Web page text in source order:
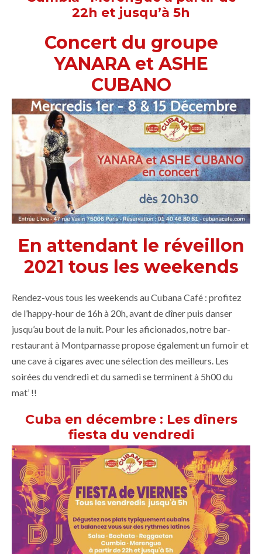
22h et jusqu’à 5h
Concert du groupe
YANARA et ASHE
CUBANO
En attendant le réveillon
2021 tous les weekends
Rendez-vous tous les weekends au Cubana Café : profitez
de l’happy-hour de 16h à 20h, avant de dîner puis danser
jusqu’au bout de la nuit. Pour les aficionados, notre bar-
restaurant à Montparnasse propose également un fumoir et
une cave à cigares avec une sélection des meilleurs. Les
soirées du vendredi et du samedi se terminent à 5h00 du
mat’ !!
Cuba en décembre : Les dîners
fiesta du vendredi